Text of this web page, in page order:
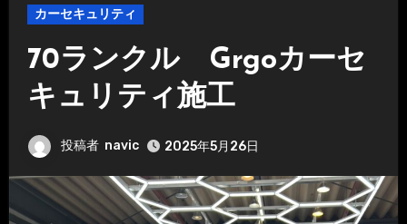
カーセキュリティ
70ランクル Grgoカーセ
キュリティ施工
投稿者 navic 2025年5月26日